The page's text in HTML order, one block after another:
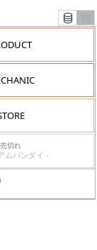
売切れ
プレミアムバンダイ -